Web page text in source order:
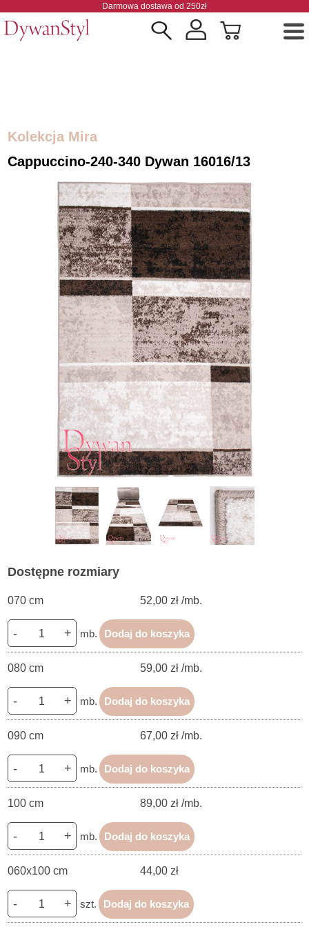
Darmowa dostawa od 250zł
Kolekcja Mira
Cappuccino-240-340 Dywan 16016/13
Dostępne rozmiary
070 cm 52,00 zł /mb.
- + mb. Dodaj do koszyka
080 cm 59,00 zł /mb.
- + mb. Dodaj do koszyka
090 cm 67,00 zł /mb.
- + mb. Dodaj do koszyka
100 cm 89,00 zł /mb.
- + mb. Dodaj do koszyka
060x100 cm 44,00 zł
- + szt. Dodaj do koszyka